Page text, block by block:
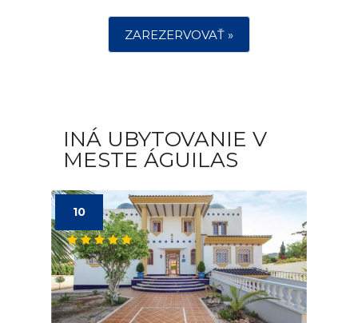
ZAREZERVOVAŤ »
INÁ UBYTOVANIE V
MESTE ÁGUILAS
10